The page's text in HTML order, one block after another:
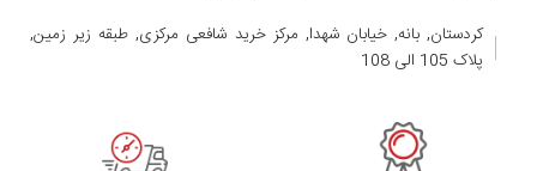
کردستان, بانه, خیابان شهدا, مرکز خرید شافعی مرکزی, طبقه زیر زمین,
پلاک 105 الی 108